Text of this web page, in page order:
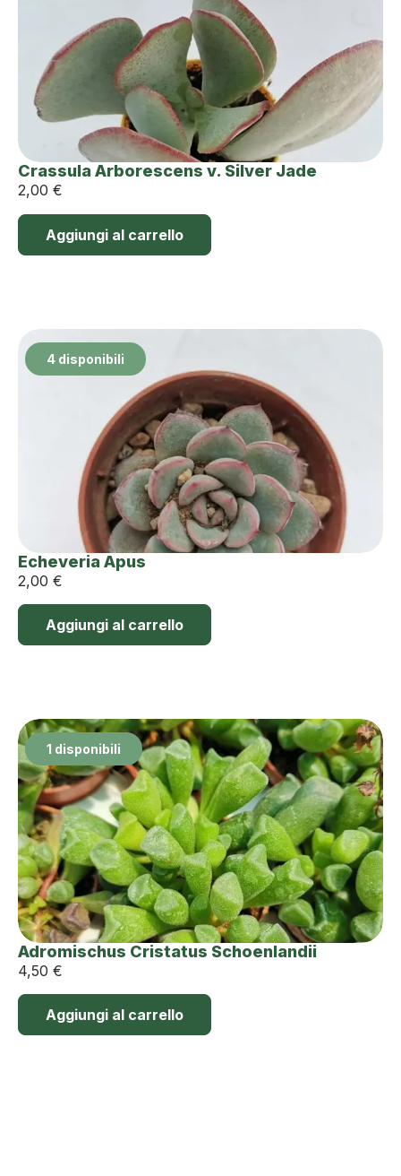
Crassula Arborescens v. Silver Jade
2,00 €
Aggiungi al carrello
4 disponibili
Echeveria Apus
2,00 €
Aggiungi al carrello
1 disponibili
Adromischus Cristatus Schoenlandii
4,50 €
Aggiungi al carrello